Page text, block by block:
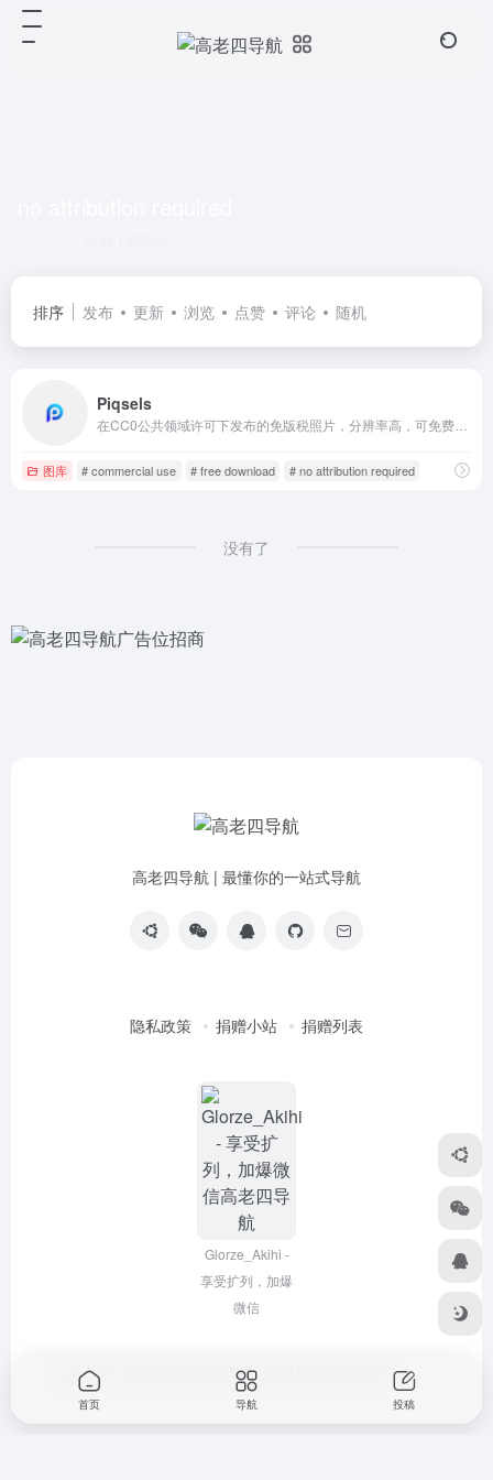
排序 发布 更新 浏览 点赞 评论 随机
Piqsels
图库 # commercial use # free download # no attribution required
没有了
高老四导航 | 最懂你的一站式导航
隐私政策 捐赠小站 捐赠列表
Glorze_Akihi -
享受扩列，加爆
微信
Copyright © 2022-2026 高老四导航 浙ICP备2020045320号-3
首页 导航 投稿